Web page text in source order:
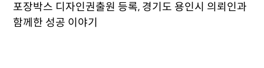
포장박스 디자인권출원 등록, 경기도 용인시 의뢰인과
함께한 성공 이야기